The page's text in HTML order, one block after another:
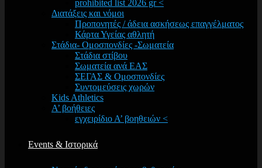
prohibited list 2026 gr <
Διατάξεις και νόμοι
Προπονητές / άδεια ασκήσεως επαγγέλματος
Κάρτα Υγείας αθλητή
Στάδια- Ομοσπονδίες -Σωματεία
Στάδια στίβου
Σωματεία ανά ΕΑΣ
ΣΕΓΑΣ & Ομοσπονδίες
Συντομεύσεις χωρών
Kids Athletics
Α’ βοήθειες
εγχειρίδιο Α’ βοηθειών <
Events & Ιστορικά